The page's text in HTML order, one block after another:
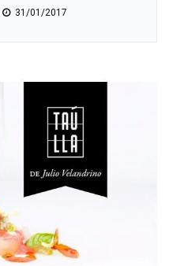
31/01/2017